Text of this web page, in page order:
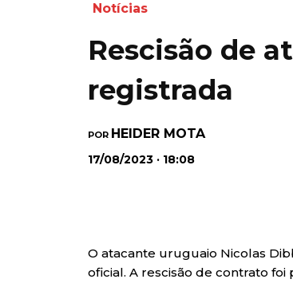
Notícias
Rescisão de
registrada
POR HEIDER MOTA
17/08/2023 · 18:08
O atacante uruguaio Nicolas
oficial. A rescisão de contrato